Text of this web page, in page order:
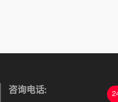
咨询电话: